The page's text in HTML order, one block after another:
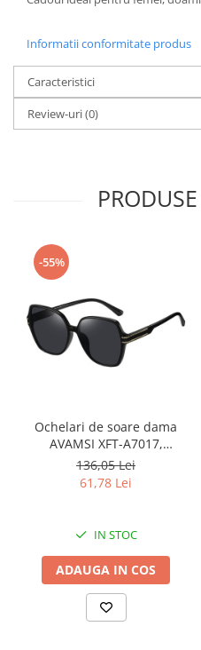
Informatii conformitate produs
Caracteristici
Review-uri(0)
-55%
Ochelari de soare dama
AVAMSI XFT-A7017,
Polarizati, Negru
136,05 Lei
61,78 Lei
IN STOC
ADAUGA IN COS